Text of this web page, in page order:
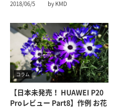
2018/06/5 by KMD
コラム
【日本未発売！ HUAWEI P20
Proレビュー Part8】作例 お花